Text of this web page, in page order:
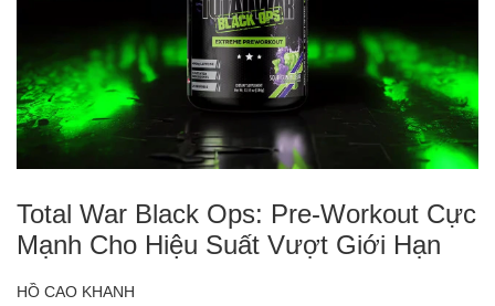
Total War Black Ops: Pre-Workout Cực
Mạnh Cho Hiệu Suất Vượt Giới Hạn
HỒ CAO KHANH